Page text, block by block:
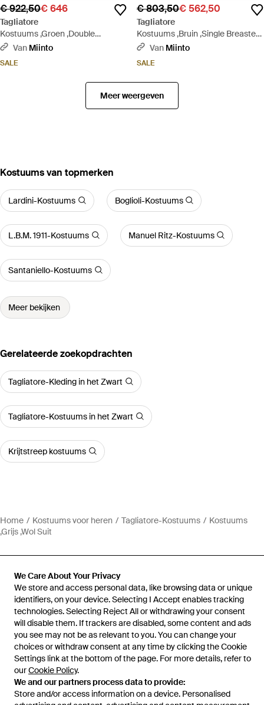
We Care About Your Privacy
We store and access personal data, like browsing data or unique
identifiers, on your device. Selecting I Accept enables tracking
technologies. Selecting Reject All or withdrawing your consent
will disable them. If trackers are disabled, some content and ads
you see may not be as relevant to you. You can change your
choices or withdraw consent at any time by clicking the Cookie
Settings link at the bottom of the page. For more details, refer to
ourCookie Policy.
We and our partners process data to provide:
Store and/or access information on a device. Personalised
€ 922,50€ 646
Tagliatore
Kostuums ,Groen ,Double
Breasted Suit - Zwart
Van Miinto
SALE
€ 803,50€ 562,50
Tagliatore
Kostuums ,Bruin ,Single Breasted
Suit - Bruin
Van Miinto
SALE
Meer weergeven
‪Kostuums‬ van topmerken
Lardini-Kostuums Boglioli-Kostuums
L.B.M. 1911-Kostuums Manuel Ritz-Kostuums
Santaniello-Kostuums
Meer bekijken
Gerelateerde zoekopdrachten
Tagliatore-Kleding in het Zwart
Tagliatore-Kostuums in het Zwart
Krijtstreep kostuums
Home Kostuums voor heren Tagliatore-Kostuums
Kostuums
,Grijs ,Wol Suit
Hulp en informatie